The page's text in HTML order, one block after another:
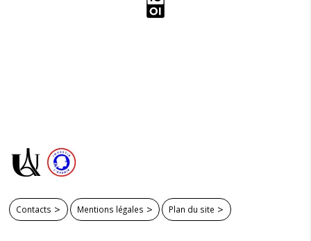
Contacts Mentions légales Plan du site